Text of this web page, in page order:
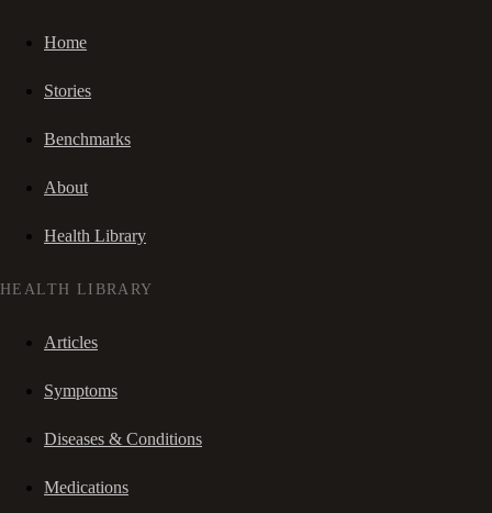
Home
Stories
Benchmarks
About
Health Library
HEALTH LIBRARY
Articles
Symptoms
Diseases & Conditions
Medications